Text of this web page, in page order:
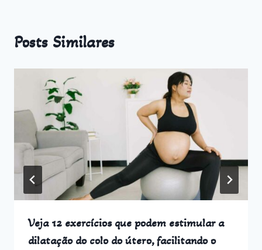
Posts Similares
Veja 12 exercícios que podem estimular a
dilatação do colo do útero, facilitando o